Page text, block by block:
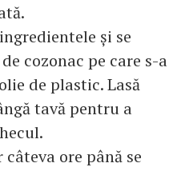
şi se
cozonac pe care s-a
de plastic. Lasă
tavă pentru a
ore până se